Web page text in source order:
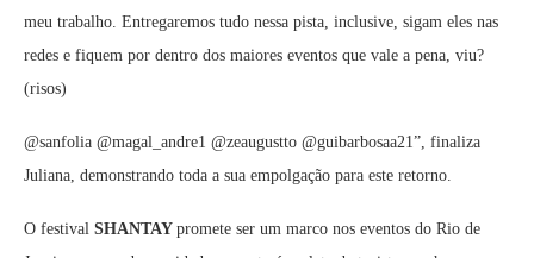
meu trabalho. Entregaremos tudo nessa pista, inclusive, sigam eles nas
redes e fiquem por dentro dos maiores eventos que vale a pena, viu?
(risos)
@sanfolia @magal_andre1 @zeaugustto @guibarbosaa21”, finaliza
Juliana, demonstrando toda a sua empolgação para este retorno.
O festival SHANTAY promete ser um marco nos eventos do Rio de